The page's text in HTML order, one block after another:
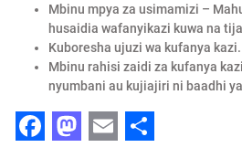
Mbinu mpya za usimamizi –
husaidia wafanyikazi kuwa na
Kuboresha ujuzi wa kufanya kazi.
Mbinu rahisi zaidi za kufanya
nyumbani au kujiajiri ni baadhi